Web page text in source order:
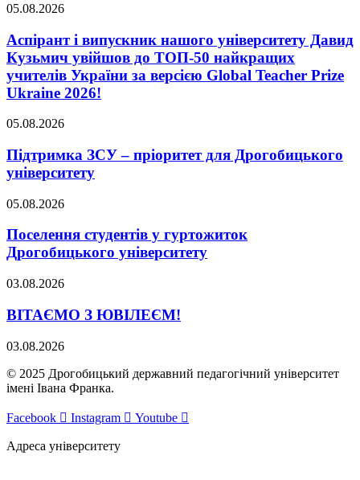
05.08.2026
Аспірант і випускник нашого університету Давид
Кузьмич увійшов до ТОП-50 найкращих
учителів України за версією Global Teacher Prize
Ukraine 2026!
05.08.2026
Підтримка ЗСУ – пріоритет для Дрогобицького
університету
05.08.2026
Поселення студентів у гуртожиток
Дрогобицького університету
03.08.2026
ВІТАЄМО З ЮВІЛЕЄМ!
03.08.2026
© 2025 Дрогобицький державний педагогічний університет
імені Івана Франка.
Facebook Instagram Youtube
Адреса університету